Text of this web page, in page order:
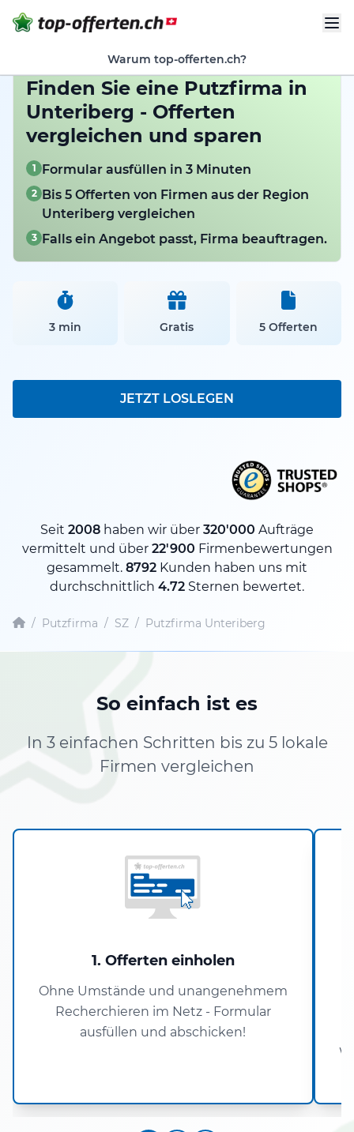
Warum top-offerten.ch?
Finden Sie eine Putzfirma in
Unteriberg - Offerten
vergleichen und sparen
1 Formular ausfüllen in 3 Minuten
2 Bis 5 Offerten von Firmen aus der Region
Unteriberg vergleichen
3 Falls ein Angebot passt, Firma beauftragen.
3 min Gratis 5 Offerten
JETZT LOSLEGEN
Seit 2008 haben wir über 320'000 Aufträge
vermittelt und über 22'900 Firmenbewertungen
gesammelt. 8792 Kunden haben uns mit
durchschnittlich 4.72 Sternen bewertet.
/ Putzfirma / SZ / Putzfirma Unteriberg
So einfach ist es
In 3 einfachen Schritten bis zu 5 lokale
Firmen vergleichen
1. Offerten einholen
Ohne Umstände und unangenehmem
Recherchieren im Netz - Formular
ausfüllen und abschicken!